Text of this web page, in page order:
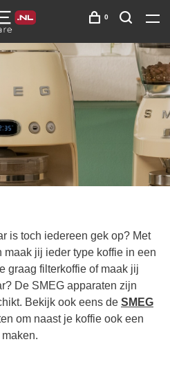
0
is toch iedereen gek op? Met
maak jij ieder type koffie in een
graag filterkoffie of maak jij
De SMEG apparaten zijn
Bekijk ook eens de SMEG
om naast je koffie ook een